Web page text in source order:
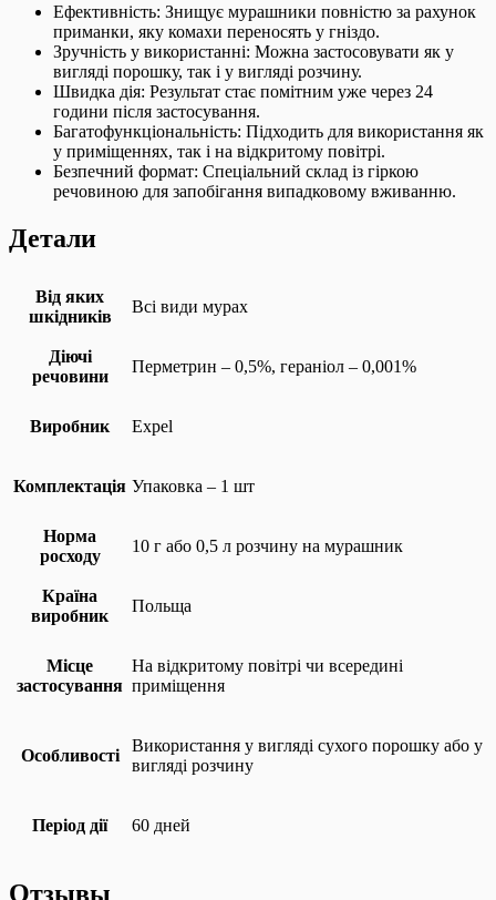
Ефективність: Знищує мурашники повністю за рахунок
приманки, яку комахи переносять у гніздо.
Зручність у використанні: Можна застосовувати як у
вигляді порошку, так і у вигляді розчину.
Швидка дія: Результат стає помітним уже через 24
години після застосування.
Багатофункціональність: Підходить для використання як
у приміщеннях, так і на відкритому повітрі.
Безпечний формат: Спеціальний склад із гіркою
речовиною для запобігання випадковому вживанню.
Детали
Від яких
шкідників
Всі види мурах
Діючі
речовини
Перметрин – 0,5%, гераніол – 0,001%
Виробник Expel
Комплектація Упаковка – 1 шт
Норма
росходу
10 г або 0,5 л розчину на мурашник
Країна
виробник
Польща
Місце
застосування
На відкритому повітрі чи всередині
приміщення
Особливості
Використання у вигляді сухого порошку або у
вигляді розчину
Період дії 60 дней
Отзывы